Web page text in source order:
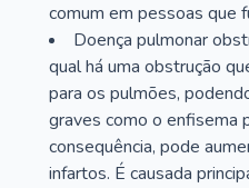
comum em pessoas que
Doença pulmonar
qual há uma obstrução
para os pulmões,
graves como o enfisema
consequência, pode
infartos. É causada